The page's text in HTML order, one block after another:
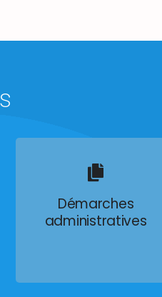
Démarches
administratives